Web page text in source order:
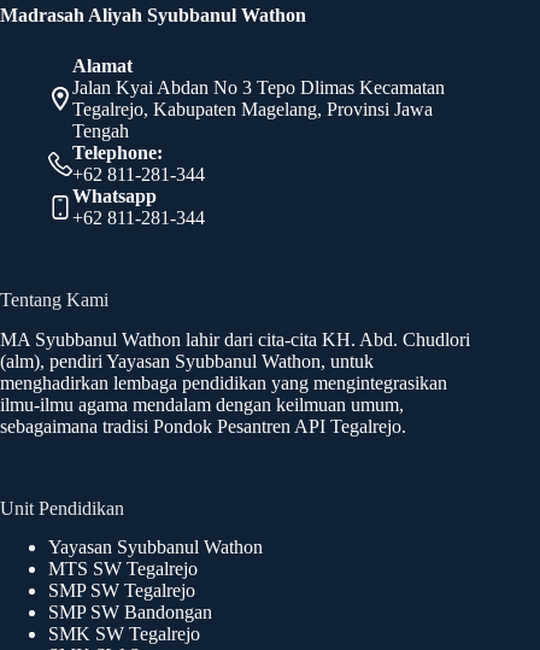
Madrasah Aliyah Syubbanul Wathon
Alamat
Jalan Kyai Abdan No 3 Tepo Dlimas Kecamatan
Tegalrejo, Kabupaten Magelang, Provinsi Jawa
Tengah
Telephone:
+62 811-281-344
Whatsapp
+62 811-281-344
Tentang Kami
MA Syubbanul Wathon lahir dari cita-cita KH. Abd. Chudlori
(alm), pendiri Yayasan Syubbanul Wathon, untuk
menghadirkan lembaga pendidikan yang mengintegrasikan
ilmu-ilmu agama mendalam dengan keilmuan umum,
sebagaimana tradisi Pondok Pesantren API Tegalrejo.
Unit Pendidikan
Yayasan Syubbanul Wathon
MTS SW Tegalrejo
SMP SW Tegalrejo
SMP SW Bandongan
SMK SW Tegalrejo